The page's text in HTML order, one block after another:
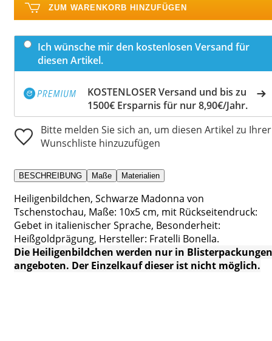
ZUM WARENKORB HINZUFÜGEN
Ich wünsche mir den kostenlosen Versand für
diesen Artikel.
KOSTENLOSER Versand und bis zu
1500€ Ersparnis für nur 8,90€/Jahr.
Bitte melden Sie sich an, um diesen Artikel zu Ihrer
Wunschliste hinzuzufügen
BESCHREIBUNG Maße Materialien
Heiligenbildchen, Schwarze Madonna von
Tschenstochau, Maße: 10x5 cm, mit Rückseitendruck:
Gebet in italienischer Sprache, Besonderheit:
Heißgoldprägung, Hersteller: Fratelli Bonella.
Die Heiligenbildchen werden nur in Blisterpackungen
angeboten. Der Einzelkauf dieser ist nicht möglich.